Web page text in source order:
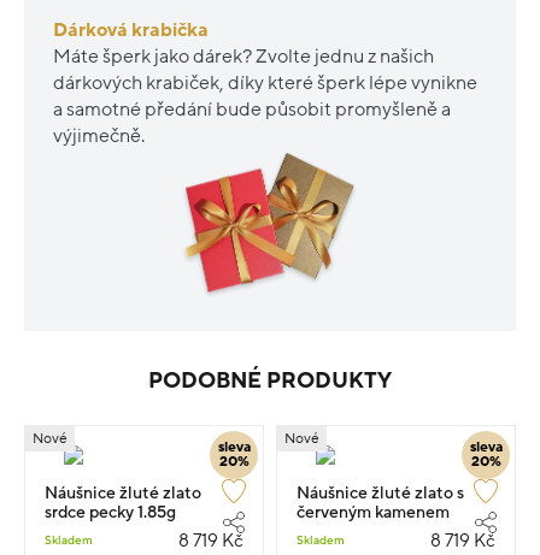
Dárková krabička
Máte šperk jako dárek? Zvolte jednu z našich
dárkových krabiček, díky které šperk lépe vynikne
a samotné předání bude působit promyšleně a
výjimečně.
PODOBNÉ PRODUKTY
sleva
20%
Nové
Náušnice žluté zlato
srdce pecky 1.85g
Skladem 8 719 Kč
sleva
20%
Nové
Náušnice žluté zlato s
červeným kamenem
Skladem 8 719 Kč